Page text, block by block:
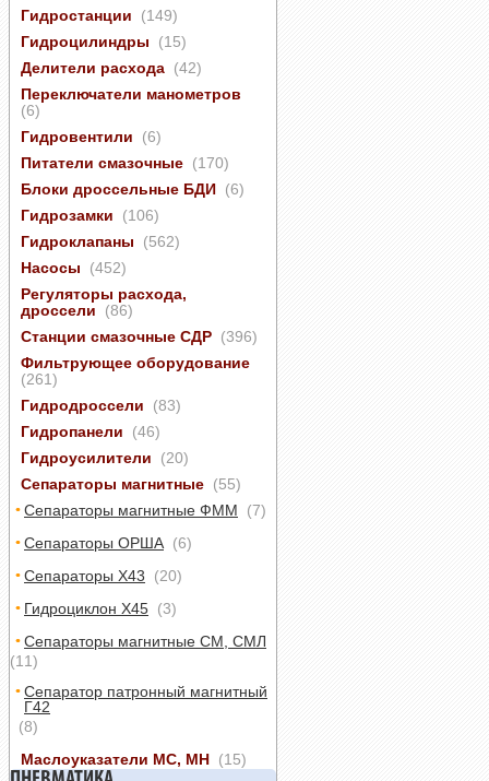
Гидростанции
(149)
Гидроцилиндры
(15)
Делители расхода (42)
Переключатели манометров
(6)
Гидровентили
(6)
Питатели смазочные (170)
Блоки дроссельные БДИ (6)
Гидрозамки
(106)
Гидроклапаны
(562)
Насосы
(452)
Регуляторы расхода,
дроссели
(86)
Станции смазочные СДР (396)
Фильтрующее оборудование
(261)
Гидродроссели
(83)
Гидропанели
(46)
Гидроусилители
(20)
Сепараторы магнитные (55)
Сепараторы магнитные ФММ
(7)
Сепараторы ОРША (6)
Сепараторы Х43
(20)
Гидроциклон Х45 (3)
Сепараторы магнитные СМ, СМЛ
(11)
Сепаратор патронный магнитный
Г42
(8)
Маслоуказатели МС, МН (15)